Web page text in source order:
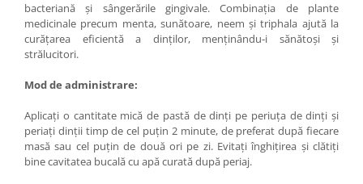
Universal
Vitargo
Zenana
bacteriană și sângerările gingivale. Combinația de plante
medicinale precum menta, sunătoare, neem și triphala ajută la
curățarea eficientă a dinților, menținându-i sănătoși și
strălucitori.
Mod de administrare:
Aplicați o cantitate mică de pastă de dinți pe periuța de dinți și
periați dinții timp de cel puțin 2 minute, de preferat după fiecare
masă sau cel puțin de două ori pe zi. Evitați înghițirea și clătiți
bine cavitatea bucală cu apă curată după periaj.